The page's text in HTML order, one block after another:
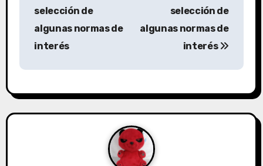
selección de
algunas normas de
interés
selección de
algunas normas de
interés